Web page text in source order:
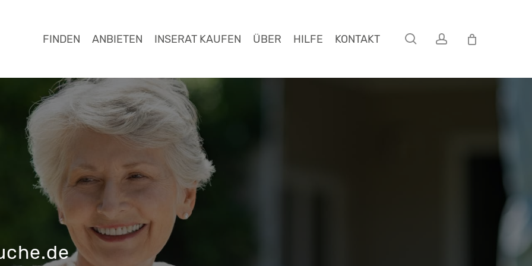
FINDEN ANBIETEN INSERAT KAUFEN ÜBER HILFE KONTAKT search account